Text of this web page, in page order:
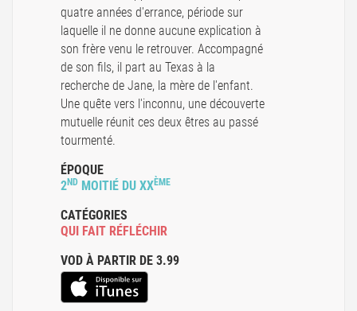
quatre années d'errance, période sur
laquelle il ne donne aucune explication à
son frère venu le retrouver. Accompagné
de son fils, il part au Texas à la
recherche de Jane, la mère de l'enfant.
Une quête vers l'inconnu, une découverte
mutuelle réunit ces deux êtres au passé
tourmenté.
ÉPOQUE
2ND MOITIÉ DU XXÈME
CATÉGORIES
QUI FAIT RÉFLÉCHIR
VOD À PARTIR DE 3.99